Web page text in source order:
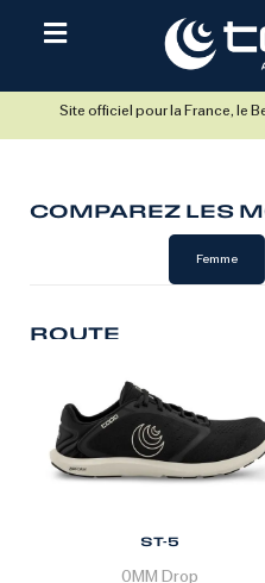
Site officiel pour la France, le
COMPAREZ LES
Femme
ROUTE
ST-5
0MM Drop